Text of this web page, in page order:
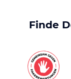
Finde